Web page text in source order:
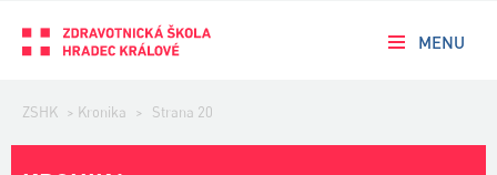
MENU
ZSHK > Kronika > Strana 20